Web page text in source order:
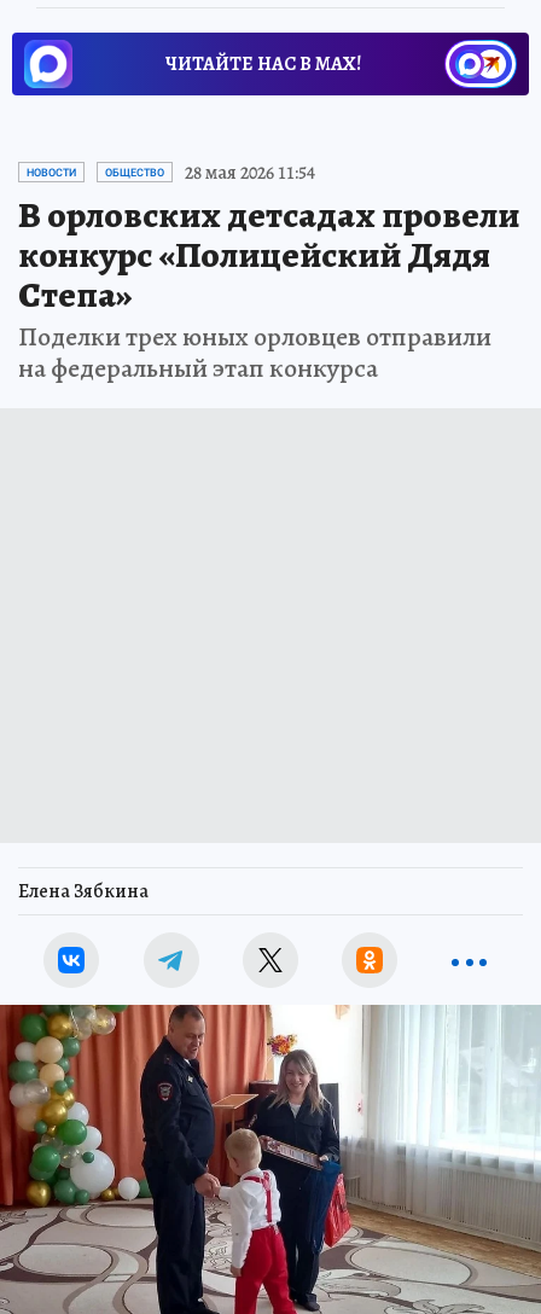
ЧИТАЙТЕ НАС В МАХ!
НОВОСТИ ОБЩЕСТВО 28 мая 2026 11:54
В орловских детсадах провели
конкурс «Полицейский Дядя
Степа»
Поделки трех юных орловцев отправили
на федеральный этап конкурса
Елена Зябкина